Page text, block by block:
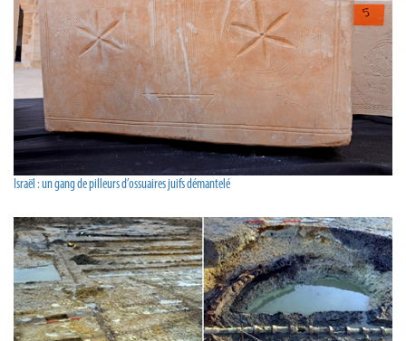
Israël : un gang de pilleurs d’ossuaires juifs démantelé